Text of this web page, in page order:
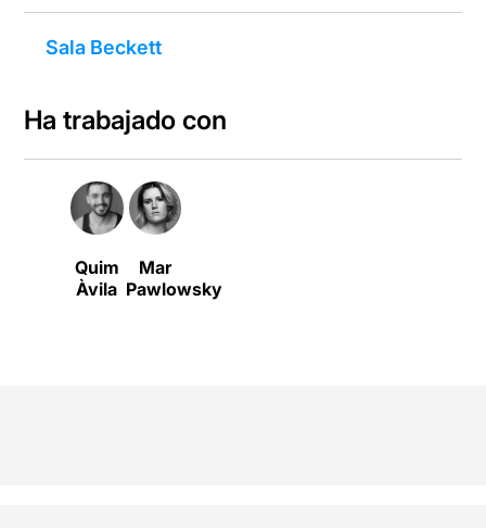
Sala Beckett
Ha trabajado con
Quim
Àvila
Mar
Pawlowsky